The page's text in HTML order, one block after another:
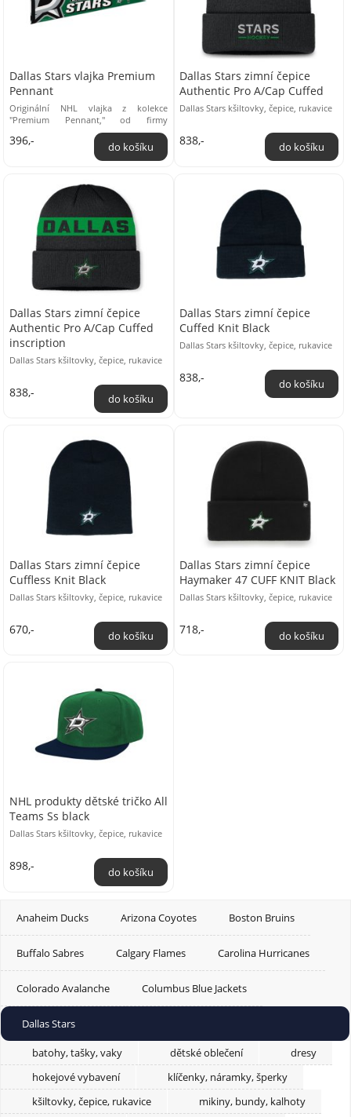
Dallas Stars vlajka Premium
Pennant
Originální NHL vlajka z kolekce
"Premium Pennant," od firmy
"WinCraft. " Rozměry: 30,5cm x 76,2cm.
...
396,-
Dallas Stars zimní čepice
Authentic Pro A/Cap Cuffed
Dallas Stars kšiltovky, čepice, rukavice
838,-
Dallas Stars zimní čepice
Authentic Pro A/Cap Cuffed
inscription
Dallas Stars kšiltovky, čepice, rukavice
838,-
Dallas Stars zimní čepice
Cuffed Knit Black
Dallas Stars kšiltovky, čepice, rukavice
838,-
Dallas Stars zimní čepice
Cuffless Knit Black
Dallas Stars kšiltovky, čepice, rukavice
670,-
Dallas Stars zimní čepice
Haymaker 47 CUFF KNIT Black
Dallas Stars kšiltovky, čepice, rukavice
718,-
NHL produkty dětské tričko All
Teams Ss black
Dallas Stars kšiltovky, čepice, rukavice
898,-
Anaheim Ducks Arizona Coyotes Boston Bruins
Buffalo Sabres Calgary Flames Carolina Hurricanes
Colorado Avalanche Columbus Blue Jackets
Dallas Stars
batohy, tašky, vaky dětské oblečení
dresy
hokejové vybavení
klíčenky, náramky, šperky
kšiltovky, čepice, rukavice
mikiny, bundy, kalhoty